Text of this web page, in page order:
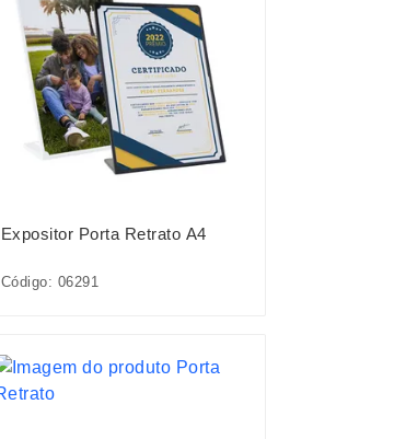
Expositor Porta Retrato A4
Código: 06291